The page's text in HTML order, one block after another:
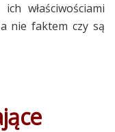
właściwościami
nie faktem czy są